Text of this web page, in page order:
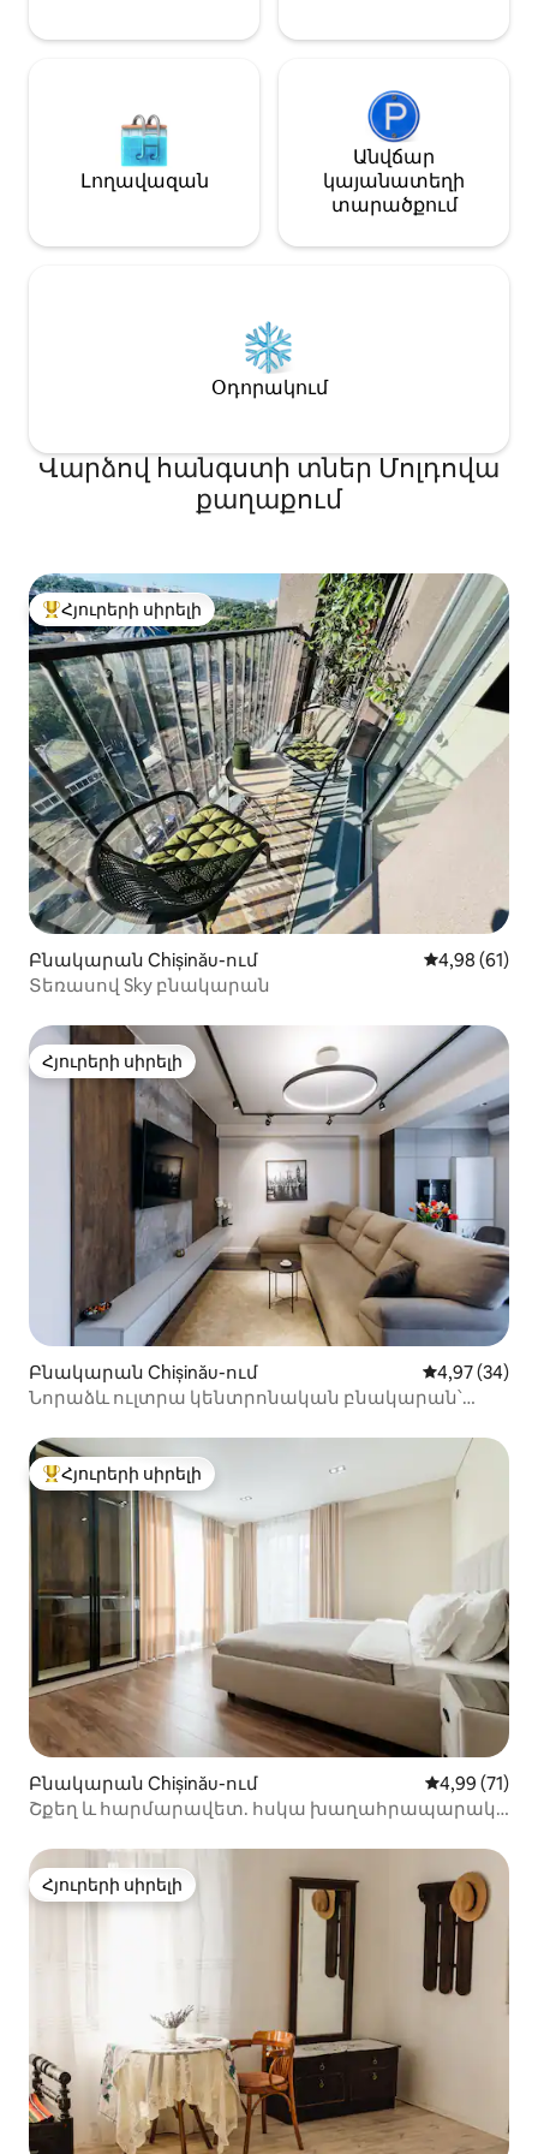
զույգերի կամ գործարար
վարկանիշով և ճանաչված որպես
հյուրերի սիրելի։
Լողավազան
Անվճար
կայանատեղի
տարածքում
Օդորակում
Վարձով հանգստի տներ Մոլդովա
քաղաքում
Հյուրերի սիրելի լավագույն տները
Հյուրերի սիրելի
Բնակարան Chișinău-ում Միջին
4,98 (61)
Տեռասով Sky բնակարան
Հյուրերի սիրելի
Հյուրերի սիրելի
Բնակարան Chișinău-ում Միջին
4,97 (34)
Նորաձև ուլտրա կենտրոնական բնակարան՝
Հյուրերի սիրելի լավագույն տները
Հյուրերի սիրելի
Բնակարան Chișinău-ում Միջին
4,99 (71)
Շքեղ և հարմարավետ. հսկա խաղահրապարակ
Հյուրերի սիրելի
Հյուրերի սիրելի